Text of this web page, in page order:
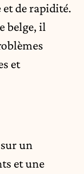
et de rapidité.
belge, il
et
un
et une